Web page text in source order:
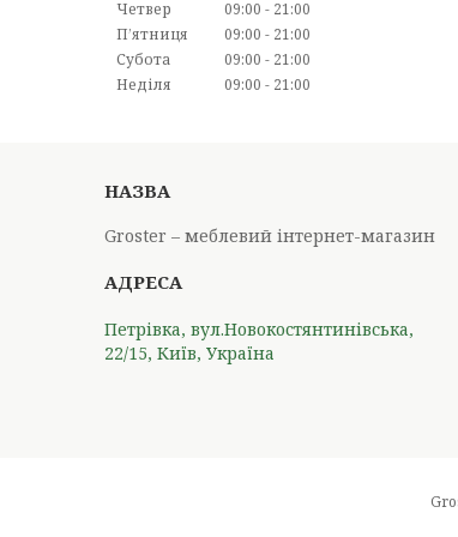
Четвер
09:00
21:00
Пʼятниця
09:00
21:00
Субота
09:00
21:00
Неділя
09:00 21:00
Groster – меблевий інтернет-магазин
Петрівка, вул.Новокостянтинівська,
22/15, Київ, Україна